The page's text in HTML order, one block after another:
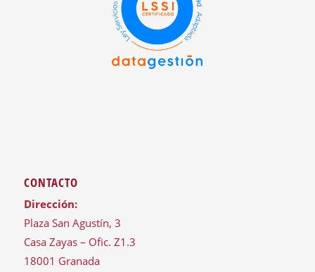
CONTACTO
Dirección:
Plaza San Agustín, 3
Casa Zayas – Ofic. Z1.3
18001 Granada